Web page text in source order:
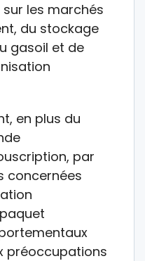
les marchés
du stockage
gasoil et de
en plus du
par
concernées
préoccupations